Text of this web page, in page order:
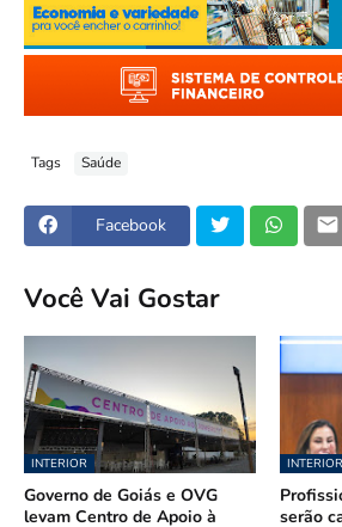
Tags Saúde
Facebook
Você Vai Gostar
INTERIOR
Governo de Goiás e OVG
levam Centro de Apoio à
INTERIOR
serão